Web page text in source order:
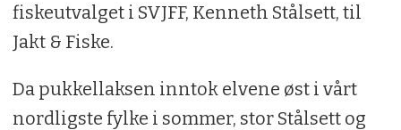
fiskeutvalget i SVJFF, Kenneth Stålsett, til
Jakt & Fiske.
Da pukkellaksen inntok elvene øst i vårt
nordligste fylke i sommer, stor Stålsett og